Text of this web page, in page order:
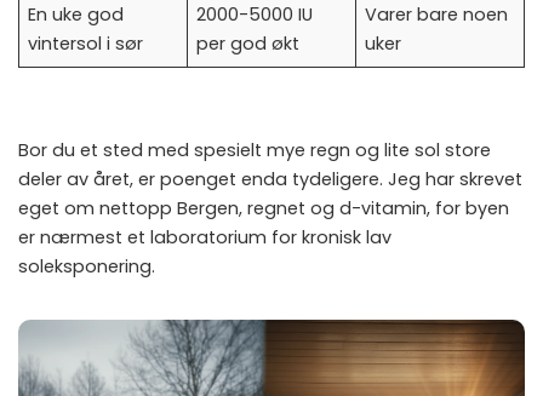
En uke god
vintersol i sør
2000-5000 IU
per god økt
Varer bare noen
uker
Bor du et sted med spesielt mye regn og lite sol store
deler av året, er poenget enda tydeligere. Jeg har skrevet
eget om nettopp Bergen, regnet og d-vitamin, for byen
er nærmest et laboratorium for kronisk lav
soleksponering.